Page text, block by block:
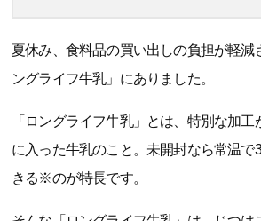
夏休み、食料品の買い出しの負担が軽減
ングライフ牛乳」にありました。
「ロングライフ牛乳」とは、特別な加
に入った牛乳のこと。未開封なら常温で
きる※のが特長です。